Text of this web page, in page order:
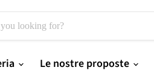
Le nostre proposte